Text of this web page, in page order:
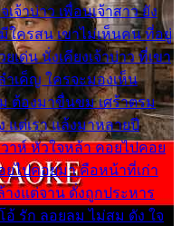
จ้าบ่าว เพื่อนเจ้าสาว ยัง
ใครสน เขาไม่เห็นคน ที่อยู่
เด่น นั่งเคียงเจ้าบ่าว ที่เขา
ำเค็ญ ใครจะมองเห็น
ต้องมาขื่นขม เศร้าตรม
แต่เรา แล้งมาหลายปี
าห์ หัวใจหล้า คอยไปคอย
ไปคอยมา คือหน้าที่เก่า
างแต่จาน ดั่งถูกประหาร
อ้ รัก ลอยลม ไม่สม ดัง ใจ